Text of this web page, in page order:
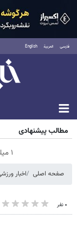
فارسی العربية English
مطالب پیشنهادی
۱ میلیارد اعتبار خرید طلا | بدون ضامن و چک
صفحه اصلی اخبار
۰ نفر